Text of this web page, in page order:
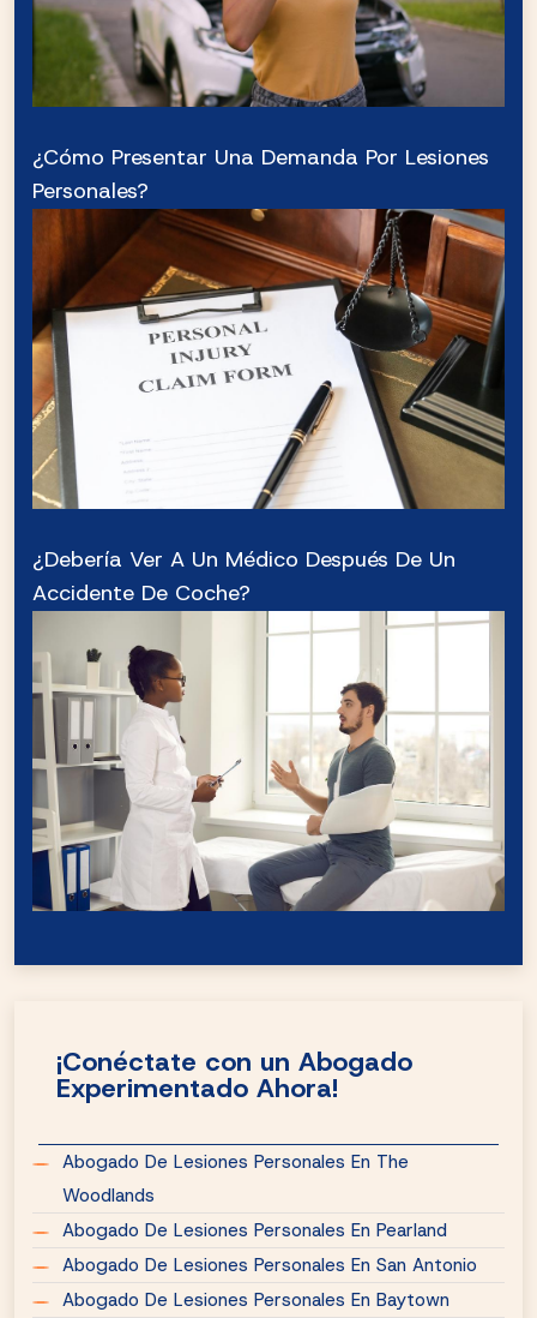
¿Cómo Presentar Una Demanda Por Lesiones
Personales?
¿Debería Ver A Un Médico Después De Un
Accidente De Coche?
¡Conéctate con un Abogado
Experimentado Ahora!
Abogado De Lesiones Personales En The
Woodlands
Abogado De Lesiones Personales En Pearland
Abogado De Lesiones Personales En San Antonio
Abogado De Lesiones Personales En Baytown